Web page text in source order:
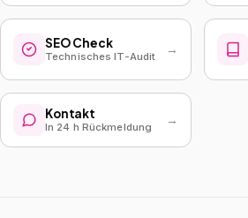
SEO Check
Technisches IT-Audit →
Kontakt
In 24 h Rückmeldung →